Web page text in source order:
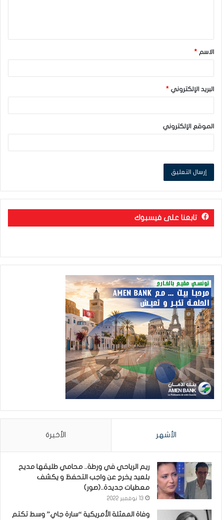
ق
*
الاسم *
البريد الإلكتروني *
الموقع الإلكتروني
تابعنا على فيسبوك
الأشهر الأخيرة
ريم الرياحي في ورطة.. محامي طليقها مديح
بلعيد يخرج عن واجب التحفظ و يكشف
معطيات جديدة..(صور)
13 نوفمبر 2022
وفاة الممثلة الأمريكية “سارة جاي” وسط تكتم